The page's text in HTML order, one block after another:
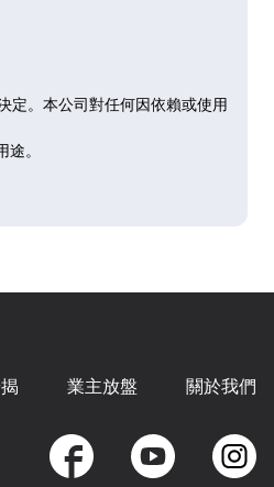
定。本公司對任何因依賴或使用
。
業主放盤 關於我們